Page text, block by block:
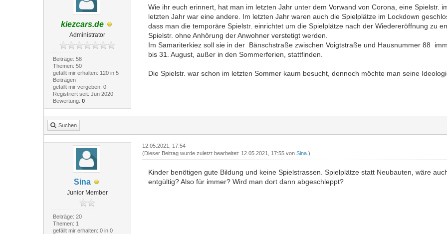
kiezcars.de
Administrator
Beiträge: 58
Themen: 50
gefällt mir erhalten: 120 in 5
Beiträgen
gefällt mir vergeben: 0
Registriert seit: Jun 2020
Bewertung: 0
Wie ihr euch erinnert, hat man im letzten Jahr unter dem Vorwand von Corona, eine Spielstr.
letzten Jahr war eine andere. Im letzten Jahr waren auch die Spielplätze im Lockdown
dass man die temporäre Spielstr. einrichtet um die Spielplätze nach der Wiedereröffnung zu
Spielstr. ohne Anhörung der Anwohner verstetigt werden.
Im Samariterkiez soll sie in der Bänschstraße zwischen Voigtstraße und Hausnummer 88
bis 31. August, außer in den Sommerferien, stattfinden.
Die Spielstr. war schon im letzten Sommer kaum besucht, dennoch möchte man seine
Suchen
Sina
Junior Member
Beiträge: 20
Themen: 1
gefällt mir erhalten: 0 in 0
12.05.2021, 17:54
(Dieser Beitrag wurde zuletzt bearbeitet: 12.05.2021, 17:55 von Sina.)
Kinder benötigen gute Bildung und keine Spielstrassen. Spielplätze statt Neubauten, wäre
entgültig? Also für immer? Wird man dort dann abgeschleppt?